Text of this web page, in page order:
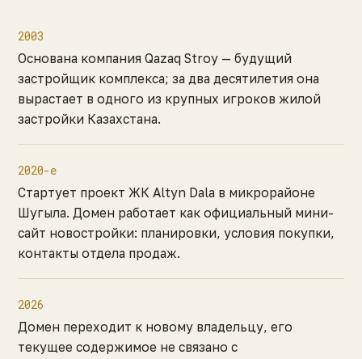
2003
Основана компания Qazaq Stroy — будущий
застройщик комплекса; за два десятилетия она
вырастает в одного из крупных игроков жилой
застройки Казахстана.
2020-е
Стартует проект ЖК Altyn Dala в микрорайоне
Шугыла. Домен работает как официальный мини-
сайт новостройки: планировки, условия покупки,
контакты отдела продаж.
2026
Домен переходит к новому владельцу, его
текущее содержимое не связано с